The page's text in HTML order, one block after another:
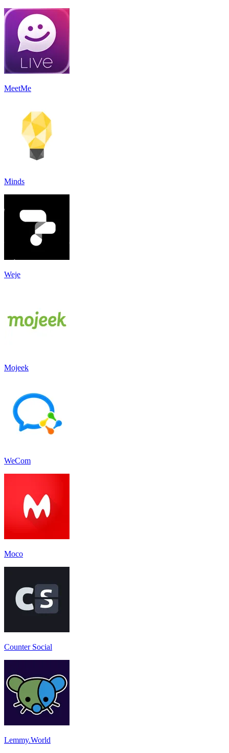
MeetMe
Minds
Weje
Mojeek
WeCom
Moco
Counter Social
Lemmy.World